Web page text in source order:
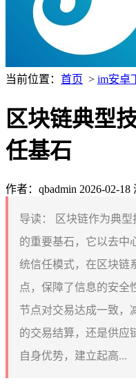
当前位置： 首页 > im安卓
区块链典型
任基石
作者：qbadmin 2026-02-18
导读：
区块链作为典
的重要基石，它以去中
统信任模式，在区块链
点，保障了信息的安全
节点对交易达成一致，
的交易结算，还是供应
自身优势，建立起高...